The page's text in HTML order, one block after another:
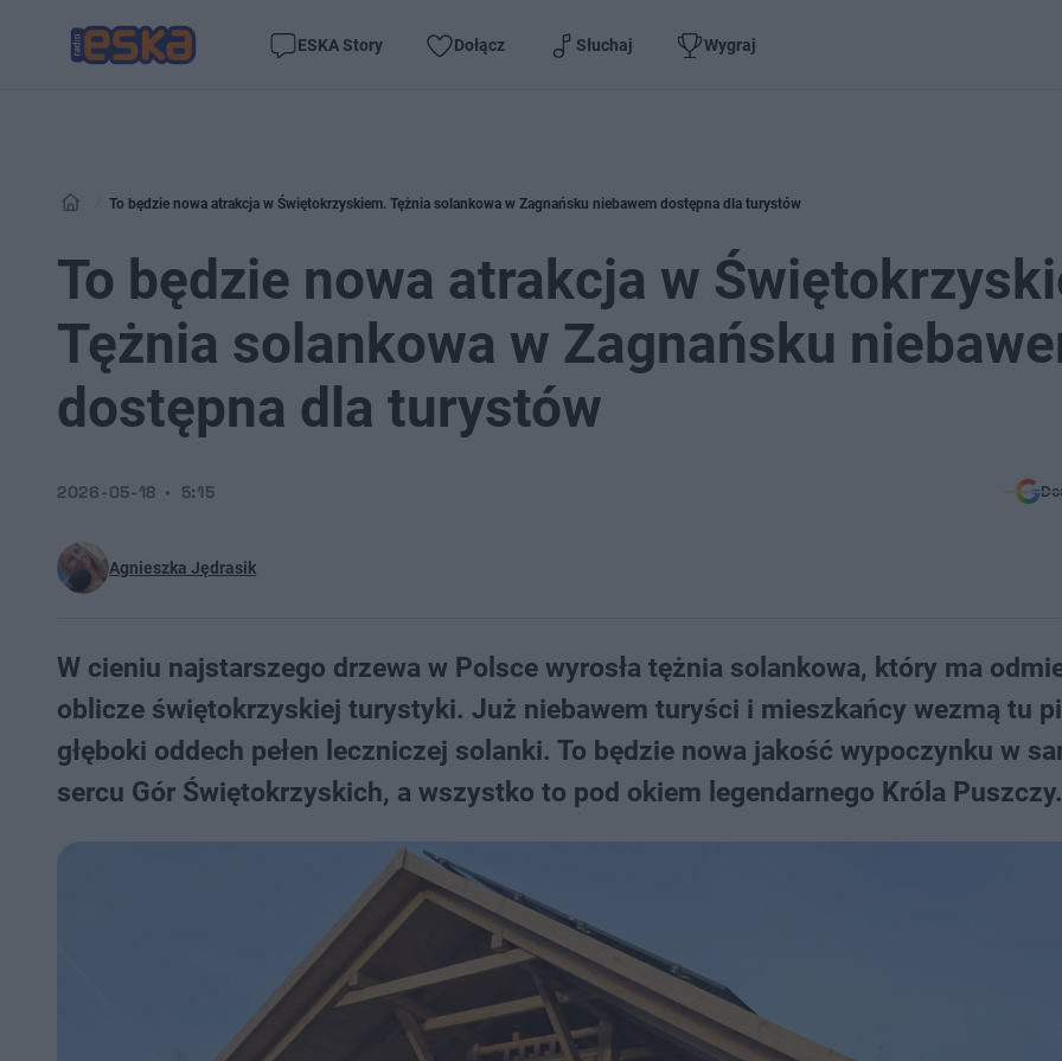
ESKA Story Dołącz Słuchaj Wygraj
To będzie nowa atrakcja w Świętokrzyskiem. Tężnia solankowa w Zagnańsku niebawem dostępna dla turystów
To będzie nowa atrakcja w
Tężnia solankowa w Zagnańsku
dostępna dla turystów
Agnieszka Jędrasik
2026-05-18 5:15
W cieniu najstarszego drzewa w Polsce wyrosła tężnia solankowa, który ma
oblicze świętokrzyskiej turystyki. Już niebawem turyści i mieszkańcy wezmą tu
głęboki oddech pełen leczniczej solanki. To będzie nowa jakość wypoczynku w
sercu Gór Świętokrzyskich, a wszystko to pod okiem legendarnego Króla Puszczy.